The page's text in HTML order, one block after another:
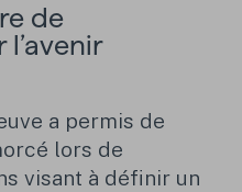
de
a permis de
lors de
visant à définir un